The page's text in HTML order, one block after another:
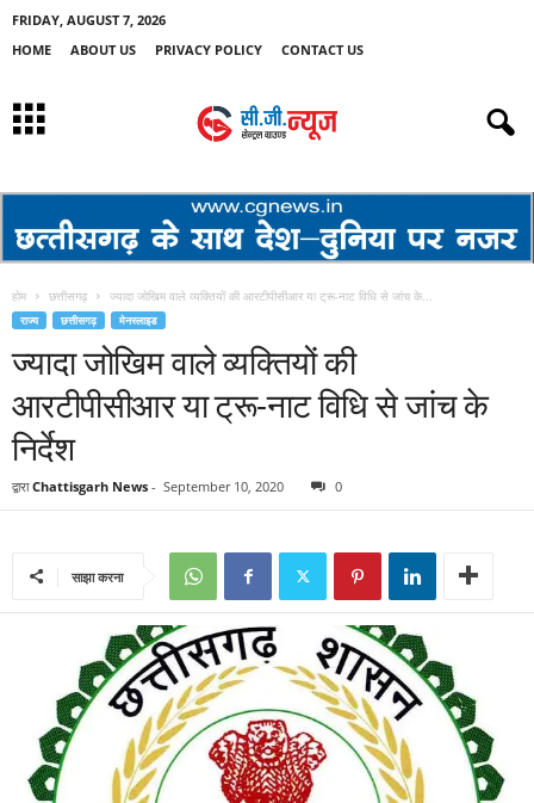
FRIDAY, AUGUST 7, 2026
HOME
ABOUT US PRIVACY POLICY CONTACT US
होम छत्तीसगढ़ ज्यादा जोखिम वाले व्यक्तियों की आरटीपीसीआर या ट्रू-नाट विधि से जांच के...
राज्य छत्तीसगढ़ मेनस्लाइड
ज्यादा जोखिम वाले व्यक्तियों की
आरटीपीसीआर या ट्रू-नाट विधि से जांच के
निर्देश
द्वारा Chattisgarh News - September 10, 2020 0
साझा करना